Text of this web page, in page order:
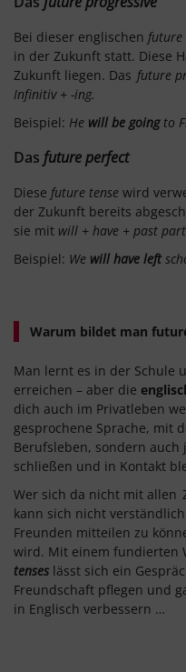
Bei dieser englischen future
in der Zukunft statt. Diese
Zukunft liegen. Das future
Infinitiv + -ing.
Beispiel: He will be goingto
Das future perfect
Diese future tense wird
der Zukunft bereits
sie mit will + have + past
Beispiel: We will have left
Warum bildet man
Man lernt es in der Schule
erreichen – aber die
dich auch im Privatleben
gesprochene Sprache, mit
Berufsleben, sondern auch
schließen und in Kontakt
Wer sich da nicht mit allen
kann sich nicht
Freunden mitteilen zu
wird. Mit einem fundierten
tenses lässt sich ein
Freundschaft pflegen und
in Englisch verbessern …